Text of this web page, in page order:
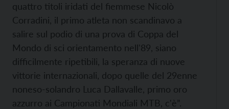
quattro titoli iridati del fiemmese Nicolò
Corradini, il primo atleta non scandinavo a
salire sul podio di una prova di Coppa del
Mondo di sci orientamento nell'89, siano
difficilmente ripetibili, la speranza di nuove
vittorie internazionali, dopo quelle del 29enne
noneso-solandro Luca Dallavalle, primo oro
azzurro ai Campionati Mondiali MTB, c'è”.